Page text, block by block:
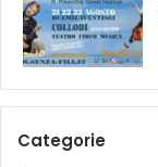
Categorie